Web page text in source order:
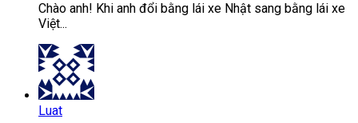
Chào anh! Khi anh đổi bằng lái xe Nhật sang bằng lái xe
Việt...
Luat